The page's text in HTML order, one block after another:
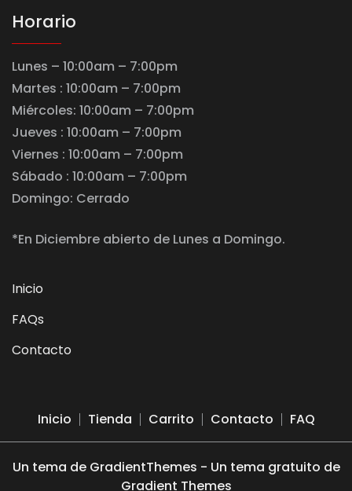
Horario
Lunes – 10:00am – 7:00pm
Martes : 10:00am – 7:00pm
Miércoles: 10:00am – 7:00pm
Jueves : 10:00am – 7:00pm
Viernes : 10:00am – 7:00pm
Sábado : 10:00am – 7:00pm
Domingo: Cerrado
*En Diciembre abierto de Lunes a Domingo.
Inicio
FAQs
Contacto
Inicio Tienda Carrito Contacto FAQ
Un tema de GradientThemes - Un tema gratuito de
Gradient Themes